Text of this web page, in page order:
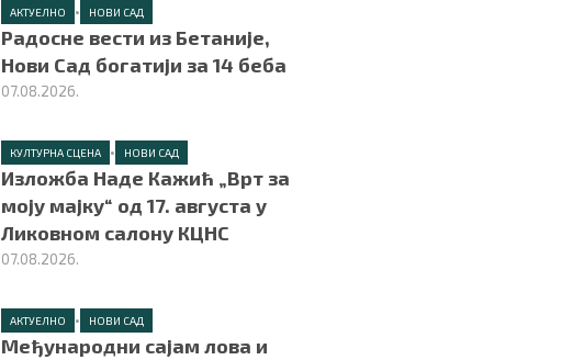
АКТУЕЛНО • НОВИ САД
Радосне вести из Бетаније,
Нови Сад богатији за 14 беба
07.08.2026.
КУЛТУРНА СЦЕНА • НОВИ САД
Изложба Наде Кажић „Врт за
моју мајку“ од 17. августа у
Ликовном салону КЦНС
07.08.2026.
АКТУЕЛНО • НОВИ САД
Међународни сајам лова и